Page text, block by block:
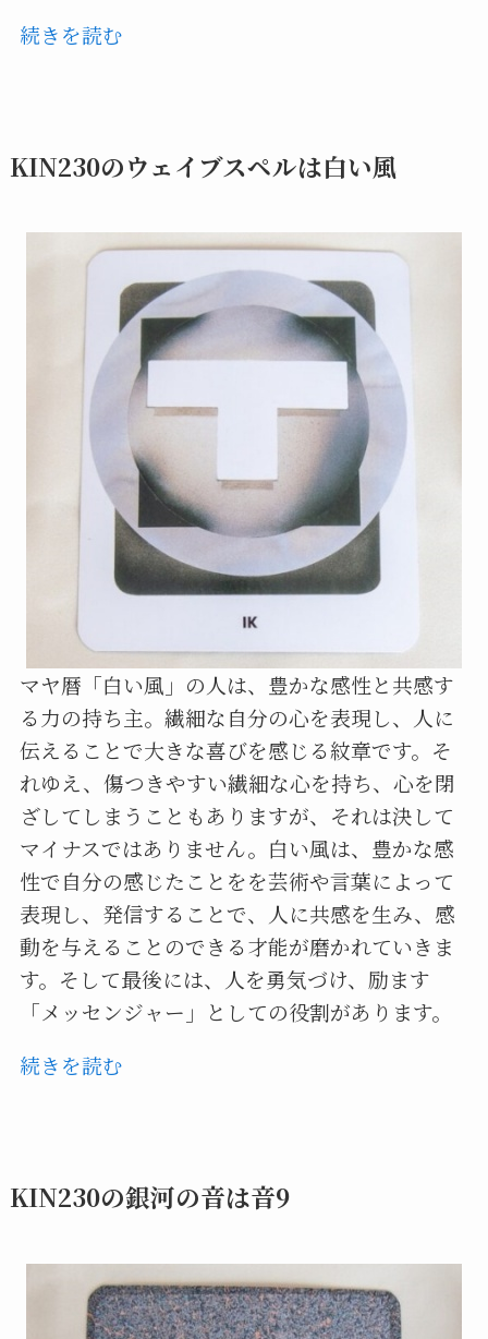
続きを読む
KIN230のウェイブスペルは白い風
マヤ暦「白い風」の人は、豊かな感性と共感す
る力の持ち主。繊細な自分の心を表現し、人に
伝えることで大きな喜びを感じる紋章です。そ
れゆえ、傷つきやすい繊細な心を持ち、心を閉
ざしてしまうこともありますが、それは決して
マイナスではありません。白い風は、豊かな感
性で自分の感じたことをを芸術や言葉によって
表現し、発信することで、人に共感を生み、感
動を与えることのできる才能が磨かれていきま
す。そして最後には、人を勇気づけ、励ます
「メッセンジャー」としての役割があります。
続きを読む
KIN230の銀河の音は音9